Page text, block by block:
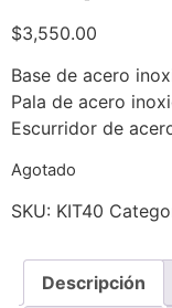
$3,550.00
Base de acero
Pala de acero
Escurridor de
Agotado
SKU: KIT40
Descripción